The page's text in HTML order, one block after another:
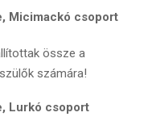
Micimackó csoport
össze a
számára!
Lurkó csoport